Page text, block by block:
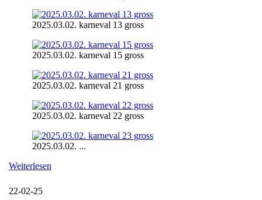
2025.03.02. karneval 13 gross
2025.03.02. karneval 15 gross
2025.03.02. karneval 21 gross
2025.03.02. karneval 22 gross
2025.03.02. ...
Weiterlesen
22-02-25